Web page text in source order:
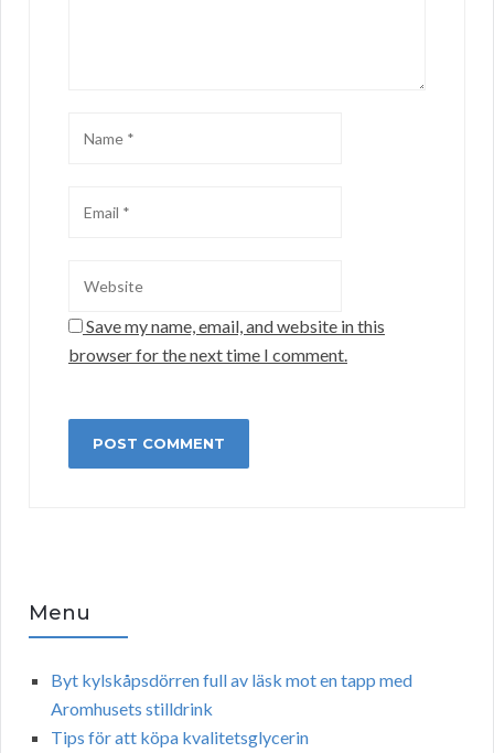
Save my name, email, and website in this
browser for the next time I comment.
Menu
Byt kylskåpsdörren full av läsk mot en tapp med
Aromhusets stilldrink
Tips för att köpa kvalitetsglycerin